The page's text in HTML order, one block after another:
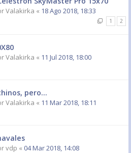
Valakirka « 18 Ago 2018, 18:33
1 2
Valakirka « 11 Jul 2018, 18:00
pero...
Valakirka « 11 Mar 2018, 18:11
vdp « 04 Mar 2018, 14:08